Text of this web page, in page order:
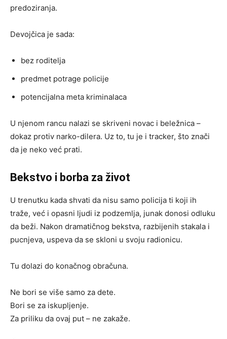
predoziranja.
Devojčica je sada:
bez roditelja
predmet potrage policije
potencijalna meta kriminalaca
U njenom rancu nalazi se skriveni novac i beležnica –
dokaz protiv narko-dilera. Uz to, tu je i tracker, što znači
da je neko već prati.
Bekstvo i borba za život
U trenutku kada shvati da nisu samo policija ti koji ih
traže, već i opasni ljudi iz podzemlja, junak donosi odluku
da beži. Nakon dramatičnog bekstva, razbijenih stakala i
pucnjeva, uspeva da se skloni u svoju radionicu.
Tu dolazi do konačnog obračuna.
Ne bori se više samo za dete.
Bori se za iskupljenje.
Za priliku da ovaj put – ne zakaže.